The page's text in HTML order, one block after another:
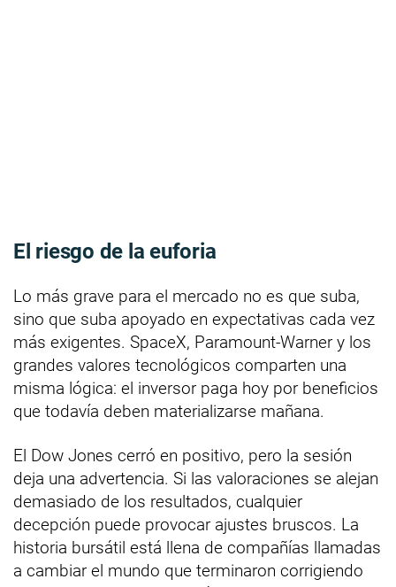
El riesgo de la euforia
Lo más grave para el mercado no es que suba,
sino que suba apoyado en expectativas cada vez
más exigentes. SpaceX, Paramount-Warner y los
grandes valores tecnológicos comparten una
misma lógica: el inversor paga hoy por beneficios
que todavía deben materializarse mañana.
El Dow Jones cerró en positivo, pero la sesión
deja una advertencia. Si las valoraciones se alejan
demasiado de los resultados, cualquier
decepción puede provocar ajustes bruscos. La
historia bursátil está llena de compañías llamadas
a cambiar el mundo que terminaron corrigiendo